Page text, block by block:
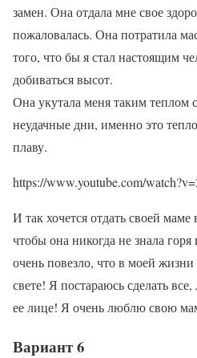
замен. Она отдала мне свое
пожаловалась. Она потратила
того, что бы я стал настоящим
добиваться высот.
Она укутала меня таким теплом
неудачные дни, именно это
плаву.
https://www.youtube.com/
И так хочется отдать своей маме
чтобы она никогда не знала
очень повезло, что в моей
свете! Я постараюсь сделать
ее лице! Я очень люблю свою
Вариант 6